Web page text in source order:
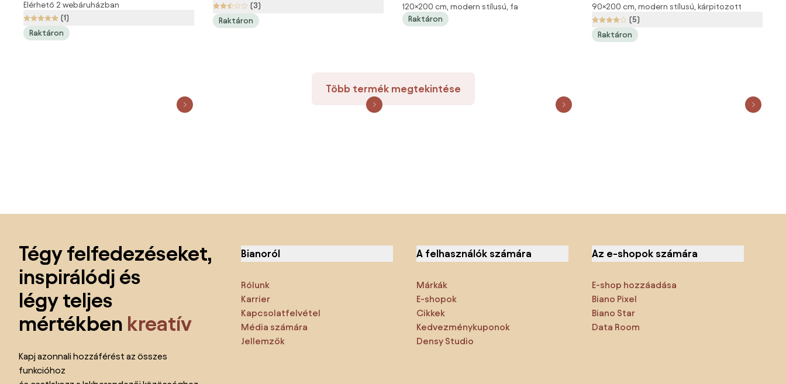
Elérhető 2 webáruházban
(1)
Raktáron
nélkül
(3)
Raktáron
Ágyrács: Lamellás ágyrács, Matrac:
Matrac nélkül
120×200 cm, modern stílusú, fa
Raktáron
fehér/sonoma tölgy Ágyrács: Léces
ágyrács, Matrac: Matrac nélkül
90×200 cm, modern stílusú, kárpitozott
(5)
Raktáron
Több termék megtekintése
Tégy felfedezéseket,
inspirálódj és
légy teljes
mértékben kreatív
Kapj azonnali hozzáférést az összes
funkcióhoz
Bianoról
Rólunk
Karrier
Kapcsolatfelvétel
Média számára
Jellemzők
A felhasználók számára
Márkák
E-shopok
Cikkek
Kedvezménykuponok
Densy Studio
Az e-shopok számára
E-shop hozzáadása
Biano Pixel
Biano Star
Data Room